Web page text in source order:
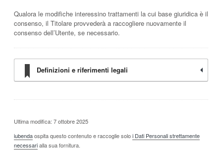
Qualora le modifiche interessino trattamenti la cui base giuridica è il
consenso, il Titolare provvederà a raccogliere nuovamente il
consenso dell’Utente, se necessario.
Definizioni e riferimenti legali
Ultima modifica: 7 ottobre 2025
iubendaospita questo contenuto e raccoglie soloi Dati Personali strettamente
necessarialla sua fornitura.